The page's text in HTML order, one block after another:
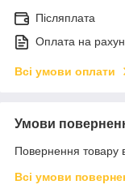
Післяплата
Оплата на
Всі умови оплати
Умови
Повернення товару
Всі умови